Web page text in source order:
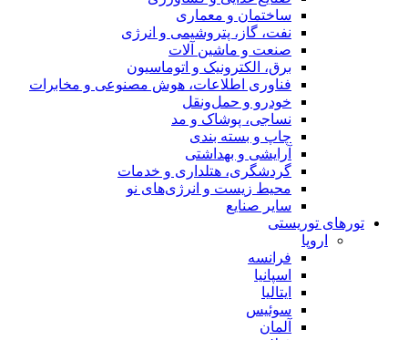
ساختمان و معماری
نفت، گاز، پتروشیمی و انرژی
صنعت و ماشین آلات
برق، الکترونیک و اتوماسیون
فناوری اطلاعات، هوش مصنوعی و مخابرات
خودرو و حمل‌و‌نقل
نساجی، پوشاک و مد
چاپ و بسته بندی
آرایشی و بهداشتی
گردشگری، هتلداری و خدمات
محیط زیست و انرژی‌های نو
سایر صنایع
تورهای توریستی
اروپا
فرانسه
اسپانیا
ایتالیا
سوئیس
آلمان